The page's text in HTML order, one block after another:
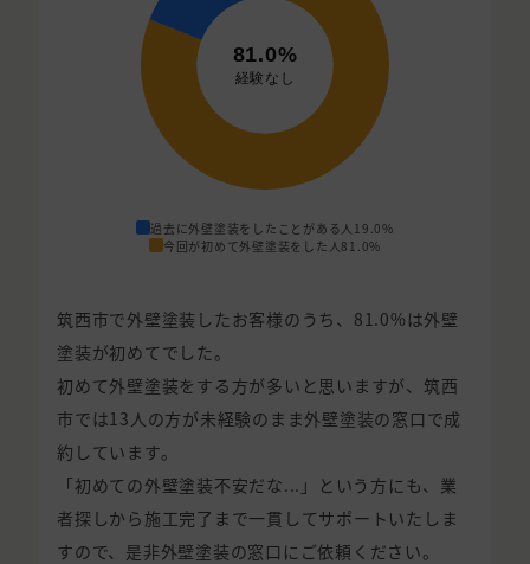
過去に外壁塗装をしたことがある人 19.0%
今回が初めて外壁塗装をした人 81.0%
筑西市で外壁塗装したお客様のうち、81.0%は外壁
塗装が初めてでした。
初めて外壁塗装をする方が多いと思いますが、筑西
市では13人の方が未経験のまま外壁塗装の窓口で成
約しています。
「初めての外壁塗装不安だな...」という方にも、業
者探しから施工完了まで一貫してサポートいたしま
すので、是非外壁塗装の窓口にご依頼ください。